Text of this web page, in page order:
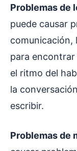
Problemas de
puede causar
comunicación,
para
el ritmo del
la
escribir.
Problemas de